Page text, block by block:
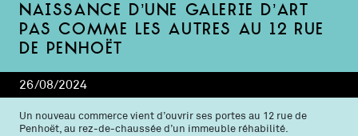
Naissance d’une galerie d’art
pas comme les autres au 12 rue
de Penhoët
26/08/2024
Un nouveau commerce vient d’ouvrir ses portes au 12 rue de
Penhoët, au rez-de-chaussée d’un immeuble réhabilité.